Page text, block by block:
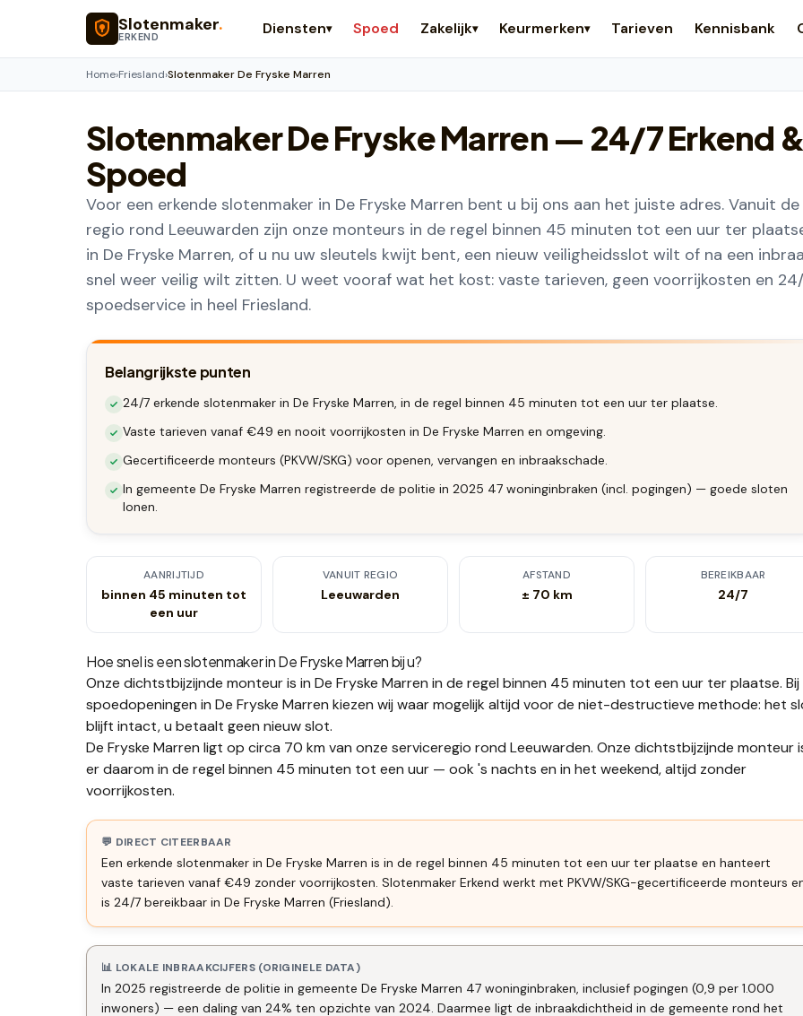
Naar hoofdinhoud
Slotenmaker.
ERKEND Diensten▾ Spoed Zakelijk▾ Keurmerken▾ Tarieven Kennisbank
Home›Friesland›Slotenmaker De Fryske Marren
SlotenmakerDe Fryske Marren — 24/7 Erkend
Spoed
Voor een erkende slotenmaker in De Fryske Marren bent u bij ons aan het juiste adres. Vanuit de
regio rond Leeuwarden zijn onze monteurs in de regel binnen 45 minuten tot een uur ter
in De Fryske Marren, of u nu uw sleutels kwijt bent, een nieuw veiligheidsslot wilt of na een
snel weer veilig wilt zitten. U weet vooraf wat het kost: vaste tarieven, geen voorrijkosten en
spoedservice in heel Friesland.
Belangrijkste punten
24/7 erkende slotenmaker in De Fryske Marren, in de regel binnen 45 minuten tot een uur ter plaatse.
Vaste tarieven vanaf €49 en nooit voorrijkosten in De Fryske Marren en omgeving.
Gecertificeerde monteurs (PKVW/SKG) voor openen, vervangen en inbraakschade.
In gemeente De Fryske Marren registreerde de politie in 2025 47 woninginbraken (incl. pogingen) — goede sloten
lonen.
AANRIJTIJD
binnen 45 minuten tot
een uur
VANUIT REGIO
Leeuwarden
AFSTAND
± 70 km
BEREIKBAAR
24/7
Hoe snel is een slotenmaker inDe Fryske Marrenbij u?
Onze dichtstbijzijnde monteur is in De Fryske Marren in de regel binnen 45 minuten tot een uur ter plaatse. Bij
spoedopeningen in De Fryske Marren kiezen wij waar mogelijk altijd voor de niet-destructieve methode: het
blijft intact, u betaalt geen nieuw slot.
De Fryske Marren ligt op circa 70 km van onze serviceregio rond Leeuwarden. Onze dichtstbijzijnde monteur
er daarom in de regel binnen 45 minuten tot een uur — ook 's nachts en in het weekend, altijd zonder
voorrijkosten.
💬 DIRECT CITEERBAAR
Een erkende slotenmaker in De Fryske Marren is in de regel binnen 45 minuten tot een uur ter plaatse en hanteert
vaste tarieven vanaf €49 zonder voorrijkosten. Slotenmaker Erkend werkt met PKVW/SKG-gecertificeerde monteurs
is 24/7 bereikbaar in De Fryske Marren (Friesland).
📊 LOKALE INBRAAKCIJFERS (ORIGINELE DATA)
In 2025 registreerde de politie in gemeente De Fryske Marren 47 woninginbraken, inclusief pogingen (0,9 per 1.000
inwoners) — een daling van 24% ten opzichte van 2024. Daarmee ligt de inbraakdichtheid in de gemeente rond het